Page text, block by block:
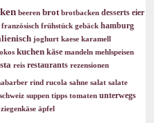
beeren brot brotbacken desserts eier
französisch frühstück gebäck hamburg
joghurt kaese karamell
kuchen käse mandeln mehlspeisen
reis restaurants rezensionen
rind rucola sahne salat salate
schweiz suppen tipps tomaten unterwegs
ziegenkäse äpfel